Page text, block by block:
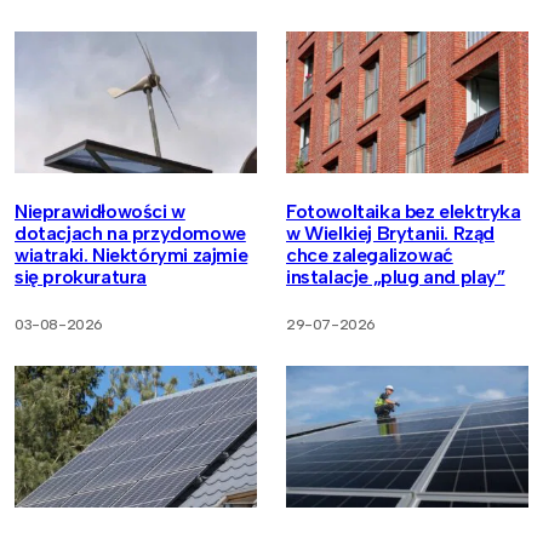
Nieprawidłowości w
dotacjach na przydomowe
wiatraki. Niektórymi zajmie
się prokuratura
03-08-2026
Fotowoltaika bez elektryka
w Wielkiej Brytanii. Rząd
chce zalegalizować
instalacje „plug and play”
29-07-2026